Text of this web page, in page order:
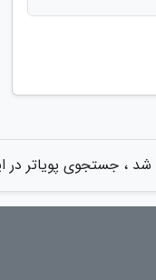
شد ، جستجوی پویاتر